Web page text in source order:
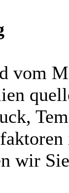
vom
wir